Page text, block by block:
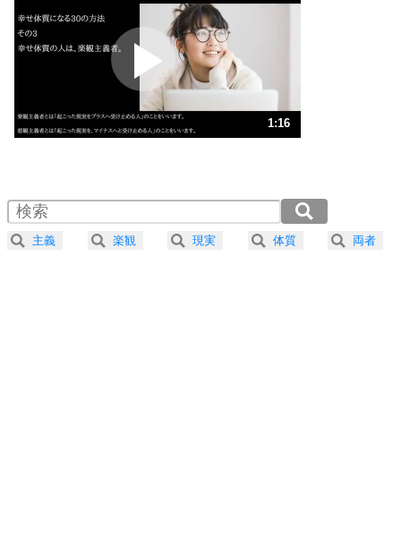
プラス思考
ポジティブになれない原因は、行動しないから。
ポジティブ思考になる30の方法
ストレス対策
人生、なんとかなるもの。
気楽に生きる30の方法
4 器の大きい人は、怒りを優しさで表現する。
プラス思考
1:16
2.0倍速 （150KB 38秒）
2.5倍速 （120KB 30秒）
3.0倍速 （100KB 25秒）
主義 楽観 現実 体質 両者